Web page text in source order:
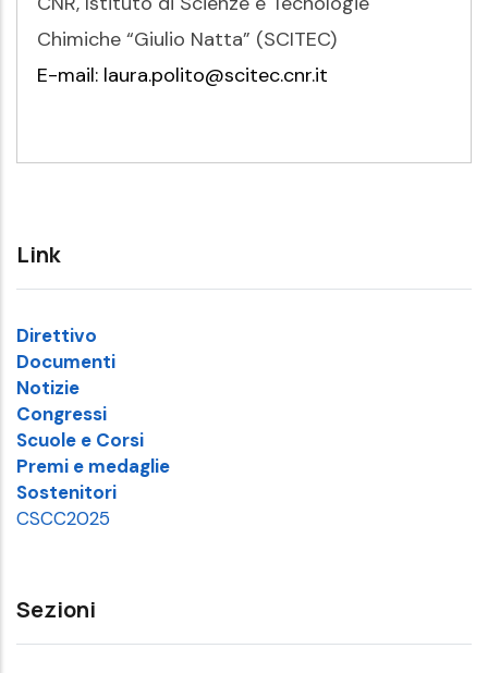
Chimiche “Giulio Natta” (SCITEC)
E-mail: laura.polito@scitec.cnr.it
Link
Direttivo
Documenti
Notizie
Congressi
Scuole e Corsi
Premi e medaglie
Sostenitori
CSCC2025
Sezioni